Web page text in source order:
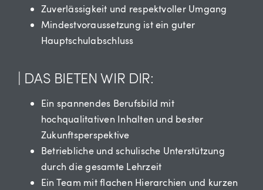
Zuverlässigkeit und respektvoller Umgang
Mindestvoraussetzung ist ein guter
Hauptschulabschluss
| DAS BIETEN WIR DIR:
Ein spannendes Berufsbild mit
hochqualitativen Inhalten und bester
Zukunftsperspektive
Betriebliche und schulische Unterstützung
durch die gesamte Lehrzeit
Ein Team mit flachen Hierarchien und kurzen